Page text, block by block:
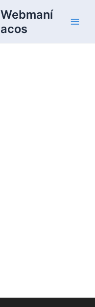
Webmaní
acos